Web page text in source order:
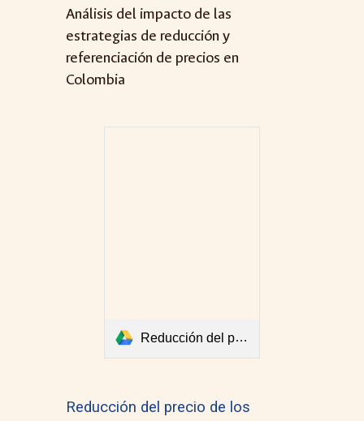
Análisis del impacto de las
estrategias de reducción y
referenciación de precios en
Colombia
Reducción del precio de los medicamentos con el uso de precios de referencia internacionales.pdf
Reducción del precio de los